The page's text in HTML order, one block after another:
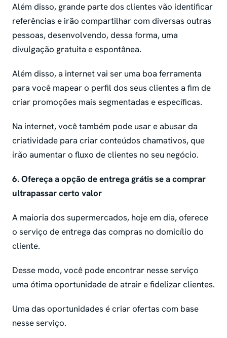
Além disso, grande parte dos clientes vão identificar
referências e irão compartilhar com diversas outras
pessoas, desenvolvendo, dessa forma, uma
divulgação gratuita e espontânea.
Além disso, a internet vai ser uma boa ferramenta
para você mapear o perfil dos seus clientes a fim de
criar promoções mais segmentadas e específicas.
Na internet, você também pode usar e abusar da
criatividade para criar conteúdos chamativos, que
irão aumentar o fluxo de clientes no seu negócio.
6. Ofereça a opção de entrega grátis se a comprar
ultrapassar certo valor
A maioria dos supermercados, hoje em dia, oferece
o serviço de entrega das compras no domicílio do
cliente.
Desse modo, você pode encontrar nesse serviço
uma ótima oportunidade de atrair e fidelizar clientes.
Uma das oportunidades é criar ofertas com base
nesse serviço.